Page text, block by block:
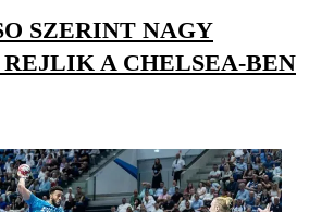
SZERINT NAGY
A CHELSEA-BEN